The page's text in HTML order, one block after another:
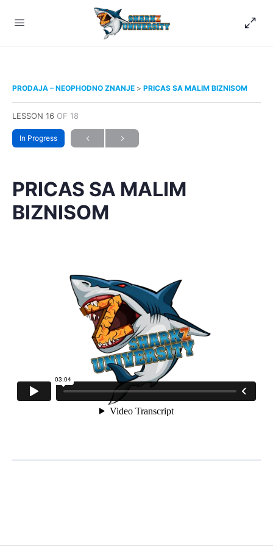
PRODAJA – NEOPHODNO ZNANJE PRICAS SA MALIM BIZNISOM
LESSON 16 OF 18
In Progress
PRICAS SA MALIM
BIZNISOM